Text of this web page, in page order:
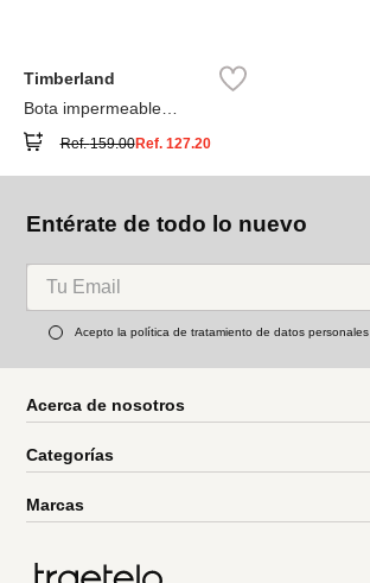
Timberland
Bota impermeable
Ref.159.00Ref. 127.20
Entérate de todo lo nuevo
Acepto la política de tratamiento de datos personales
Acerca de nosotros
Categorías
Marcas